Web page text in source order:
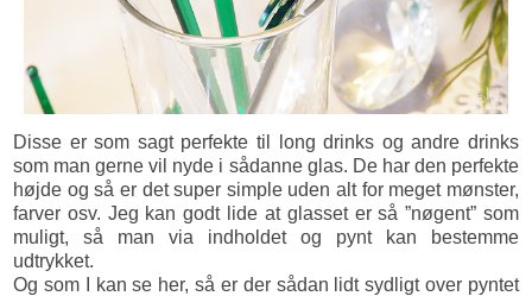
Disse er som sagt perfekte til long drinks og andre drinks
som man gerne vil nyde i sådanne glas. De har den perfekte
højde og så er det super simple uden alt for meget mønster,
farver osv. Jeg kan godt lide at glasset er så ”nøgent” som
muligt, så man via indholdet og pynt kan bestemme
udtrykket.
Og som I kan se her, så er der sådan lidt sydligt over pyntet